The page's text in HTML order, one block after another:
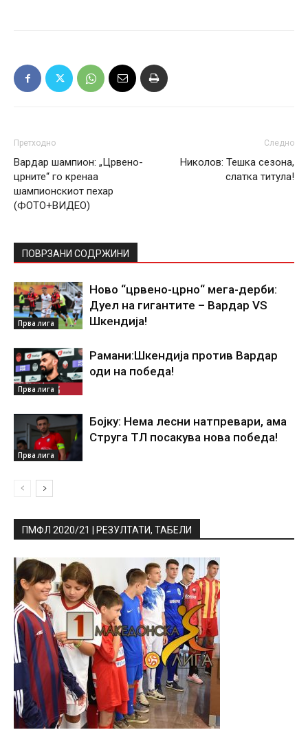
Претходно
Вардар шампион: „Црвено-
црните“ го кренаа
шампионскиот пехар
(ФОТО+ВИДЕО)
Следно
Николов: Тешка сезона,
слатка титула!
ПОВРЗАНИ СОДРЖИНИ
Прва лига
Ново “црвено-црно“ мега-дерби:
Дуел на гигантите – Вардар VS
Шкендија!
Прва лига
Рамани:Шкендија против Вардар
оди на победа!
Прва лига
Бојку: Нема лесни натпревари, ама
Струга ТЛ посакува нова победа!
ПМФЛ 2020/21 | РЕЗУЛТАТИ, ТАБЕЛИ